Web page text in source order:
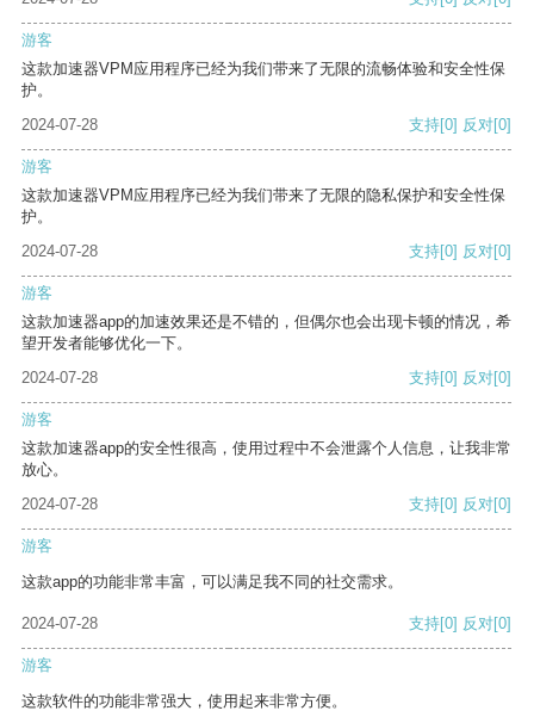
游客
这款加速器VPM应用程序已经为我们带来了无限的流畅体验和安全性保
护。
2024-07-28
支持[0] 反对[0]
游客
这款加速器VPM应用程序已经为我们带来了无限的隐私保护和安全性保
护。
2024-07-28
支持[0] 反对[0]
游客
这款加速器app的加速效果还是不错的，但偶尔也会出现卡顿的情况，希
望开发者能够优化一下。
2024-07-28
支持[0] 反对[0]
游客
这款加速器app的安全性很高，使用过程中不会泄露个人信息，让我非常
放心。
2024-07-28
支持[0] 反对[0]
游客
这款app的功能非常丰富，可以满足我不同的社交需求。
2024-07-28 支持[0] 反对[0]
游客
这款软件的功能非常强大，使用起来非常方便。